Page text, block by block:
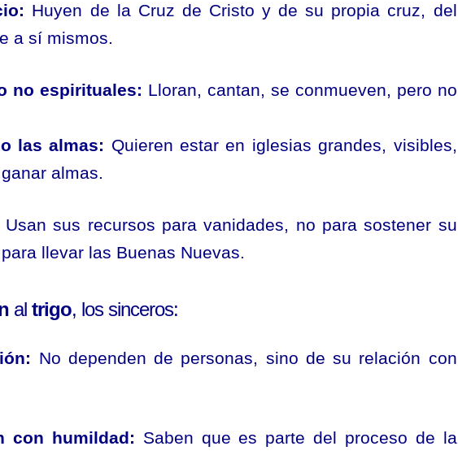
Huyen de la Cruz de Cristo y de su propia cruz, del
a sí mismos.
no espirituales: Lloran, cantan, se conmueven, pero no
las almas: Quieren estar en iglesias grandes, visibles,
almas.
Usan sus recursos para vanidades, no para sostener su
llevar las Buenas Nuevas.
al trigo, los sinceros:
No dependen de personas, sino de su relación con
con humildad: Saben que es parte del proceso de la